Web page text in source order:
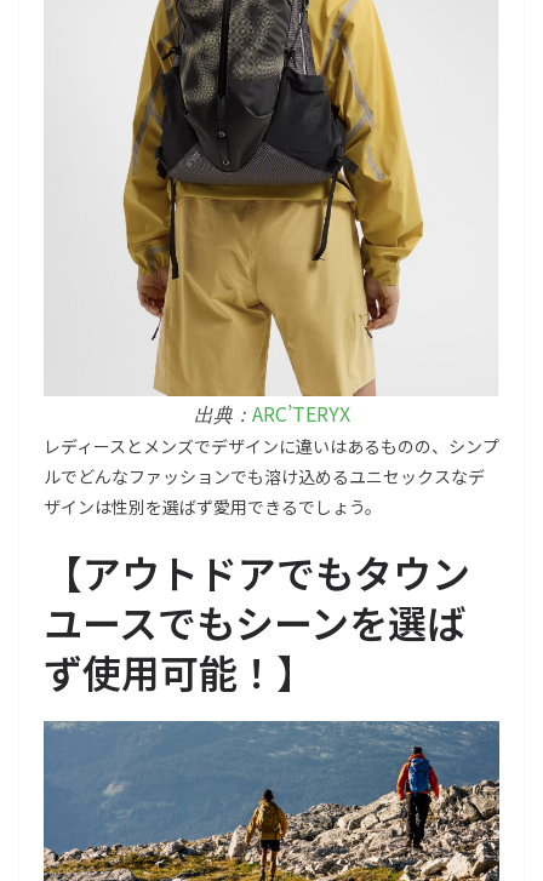
出典： ARC’TERYX
レディースとメンズでデザインに違いはあるものの、シンプ
ルでどんなファッションでも溶け込めるユニセックスなデ
ザインは性別を選ばず愛用できるでしょう。
【アウトドアでもタウン
ユースでもシーンを選ば
ず使用可能！】